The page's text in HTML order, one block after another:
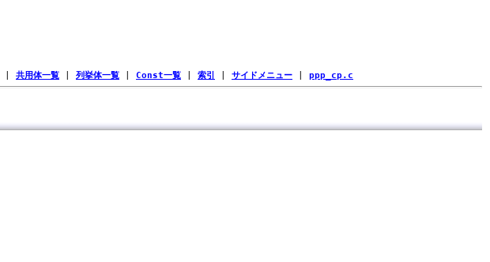
共用体一覧 列挙体一覧 Const一覧 索引 サイドメニュー ppp_cp.c